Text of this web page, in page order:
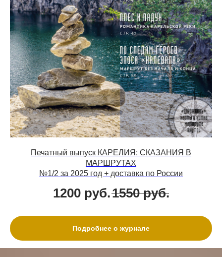
Печатный выпуск КАРЕЛИЯ: СКАЗАНИЯ В
МАРШРУТАХ
№1/2 за 2025 год + доставка по России
1200 руб.1550 руб.
Подробнее о журнале